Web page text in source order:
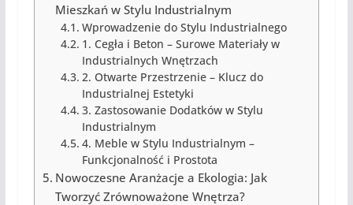
Mieszkań w Stylu Industrialnym
Wprowadzenie do Stylu Industrialnego
1. Cegła i Beton – Surowe Materiały w
Industrialnych Wnętrzach
2. Otwarte Przestrzenie – Klucz do
Industrialnej Estetyki
3. Zastosowanie Dodatków w Stylu
Industrialnym
4. Meble w Stylu Industrialnym –
Funkcjonalność i Prostota
Nowoczesne Aranżacje a Ekologia: Jak
Tworzyć Zrównoważone Wnętrza?